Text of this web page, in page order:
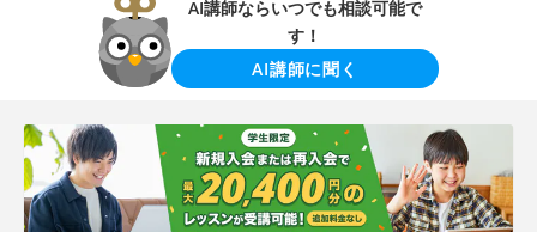
AI講師ならいつでも相談可能で
す！
AI講師に聞く